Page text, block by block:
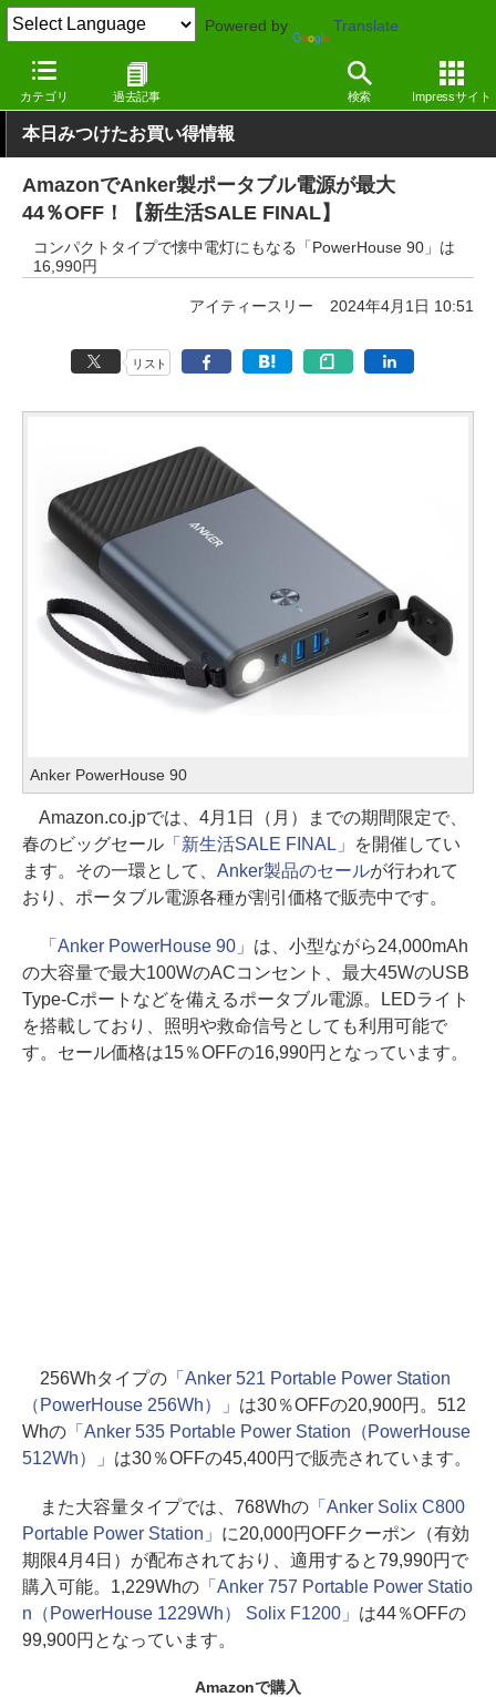
Powered by Translate
カテゴリ 過去記事 検索 Impressサイト
窓の杜 システム・ファイル その他
本日みつけたお買い得情報
AmazonでAnker製ポータブル電源が最大
44％OFF！【新生活SALE FINAL】
コンパクトタイプで懐中電灯にもなる「PowerHouse 90」は
16,990円
アイティースリー 2024年4月1日 10:51
リスト
Anker PowerHouse 90
Amazon.co.jpでは、4月1日（月）までの期間限定で、
春のビッグセール「新生活SALE FINAL」
を開催してい
ます。その一環として、 Anker製品のセールが行われて
おり、ポータブル電源各種が割引価格で販売中です。
「Anker PowerHouse 90」 は、小型ながら24,000mAh
の大容量で最大100WのACコンセント、最大45WのUSB
Type-Cポートなどを備えるポータブル電源。LEDライト
を搭載しており、照明や救命信号としても利用可能で
す。セール価格は15％OFFの16,990円となっています。
256Whタイプの「Anker 521 Portable Power Station
（PowerHouse 256Wh）」 は30％OFFの20,900円。512
Whの「Anker 535 Portable Power Station（PowerHouse
512Wh）」 は30％OFFの45,400円で販売されています。
また大容量タイプでは、768Whの「Anker Solix C800
Portable Power Station」 に20,000円OFFクーポン（有効
期限4月4日）が配布されており、適用すると79,990円で
購入可能。1,229Whの「Anker 757 Portable Power Statio
n（PowerHouse 1229Wh） Solix F1200」 は44％OFFの
99,900円となっています。
Amazonで購入